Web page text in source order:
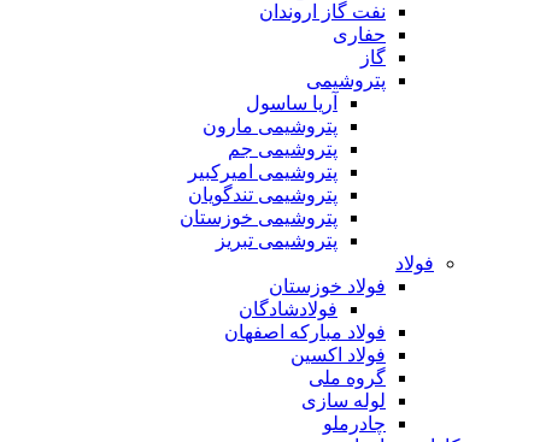
نفت گاز اروندان
حفاری
گاز
پتروشیمی
آریا ساسول
پتروشیمی مارون
پتروشیمی جم
پتروشیمی امیرکبیر
پتروشیمی تندگویان
پتروشیمی خوزستان
پتروشیمی تبریز
فولاد
فولاد خوزستان
فولادشادگان
فولاد مبارکه اصفهان
فولاد اکسین
گروه ملی
لوله سازی
چادرملو